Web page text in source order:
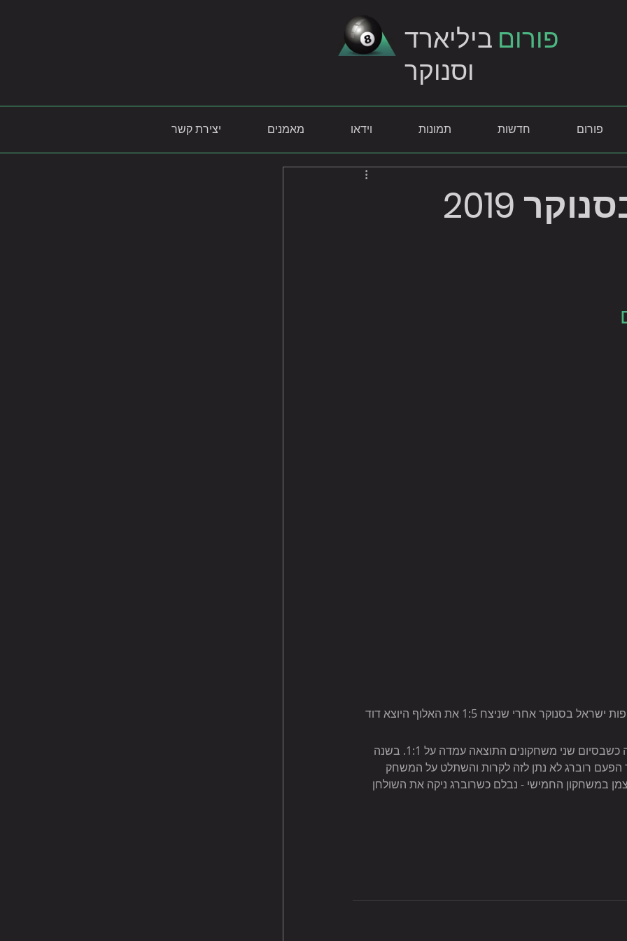
פורום ביליארד
וסנוקר
פורום חדשות תמונות וידאו מאמנים יצירת קשר
אליפות ישראל בסנוקר 2019
שחר רוברג זכה אתמול בפעם הרביעית בקריירה באליפות ישראל בסנוקר אחרי שניצח 1:5 את האלוף היוצא דוד
פתיחת הגמר באולם ה-G2 בארנה דווקא הייתה צמודה כשבסיום שני משחקונים התוצאה עמדה על 1:1. בשנה
הפעם רוברג לא נתן לזה לקרות והשתלט על המשחק
במשחקון החמישי - נבלם כשרוברג ניקה את השולחן